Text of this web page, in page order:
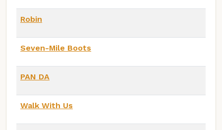
Robin
Seven-Mile Boots
PAN DA
Walk With Us